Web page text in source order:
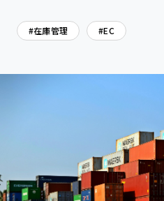
在庫管理 EC